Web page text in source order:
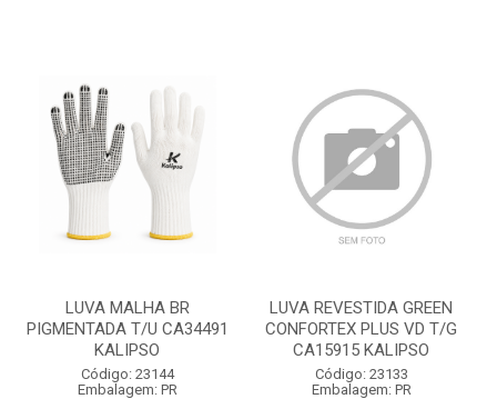
LUVA MALHA BR
PIGMENTADA T/U CA34491
KALIPSO
Código: 23144
Embalagem: PR
LUVA REVESTIDA GREEN
CONFORTEX PLUS VD T/G
CA15915 KALIPSO
Código: 23133
Embalagem: PR